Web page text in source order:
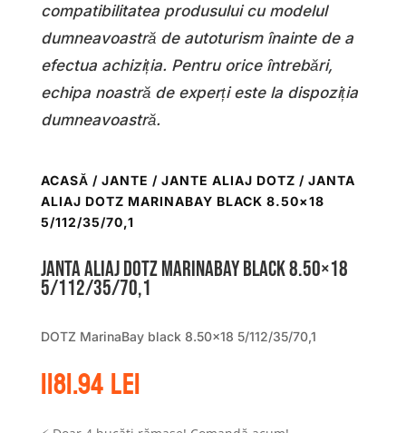
compatibilitatea produsului cu modelul
dumneavoastră de autoturism înainte de a
efectua achiziția. Pentru orice întrebări,
echipa noastră de experți este la dispoziția
dumneavoastră.
ACASĂ / JANTE / JANTE ALIAJ DOTZ / JANTA
ALIAJ DOTZ MARINABAY BLACK 8.50×18
5/112/35/70,1
Janta aliaj DOTZ MarinaBay black 8.50×18
5/112/35/70,1
DOTZ MarinaBay black 8.50×18 5/112/35/70,1
1181.94lei